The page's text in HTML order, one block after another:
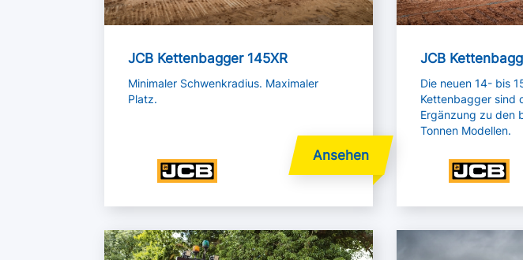
JCB Kettenbagger 145XR
Minimaler Schwenkradius. Maximaler
Platz.
JCB
Die neuen 14- bis
Kettenbagger sind
Ergänzung zu den
Tonnen Modellen.
Mehr lesen Mehr lesen